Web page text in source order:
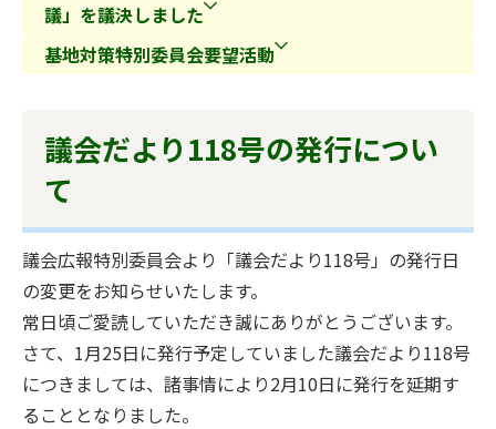
議」を議決しました
基地対策特別委員会要望活動
議会だより118号の発行につい
て
議会広報特別委員会より「議会だより118号」の発行日
の変更をお知らせいたします。
常日頃ご愛読していただき誠にありがとうございます。
さて、1月25日に発行予定していました議会だより118号
につきましては、諸事情により2月10日に発行を延期す
ることとなりました。